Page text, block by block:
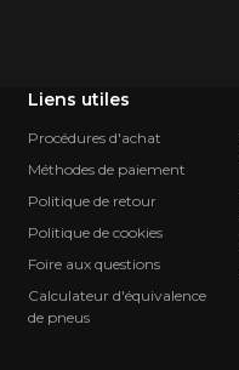
Liens utiles
Procédures d'achat
Méthodes de paiement
Politique de retour
Politique de cookies
Foire aux questions
Calculateur d'équivalence
de pneus